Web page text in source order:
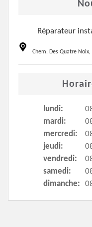
Réparateur
Chem. Des Quatre
lundi:
mardi:
mercredi:
jeudi:
vendredi:
samedi:
dimanche: